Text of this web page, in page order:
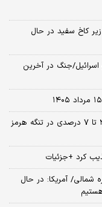
زیر کاخ سفید در حال
اسرائیل/جنگ در آخرین
رویترز: ایران و عمان برای تعیین تعرفه ترانزیت ۳ تا ۷ درصدی در تنگه هرمز
کرد +جزئیات
شمالی/ آمریکا: در حال